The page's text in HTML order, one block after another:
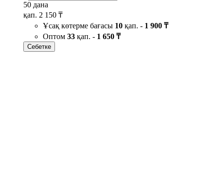
50 дана
қап. 2 150 ₸
Ұсақ көтерме бағасы 10 қап. - 1 900 ₸
Оптом 33 қап. - 1 650 ₸
Себетке